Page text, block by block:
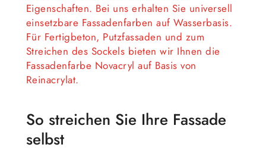
Eigenschaften. Bei uns erhalten Sie universell
einsetzbare Fassadenfarben auf Wasserbasis.
Für Fertigbeton, Putzfassaden und zum
Streichen des Sockels bieten wir Ihnen die
Fassadenfarbe Novacryl auf Basis von
Reinacrylat.
So streichen Sie Ihre Fassade
selbst